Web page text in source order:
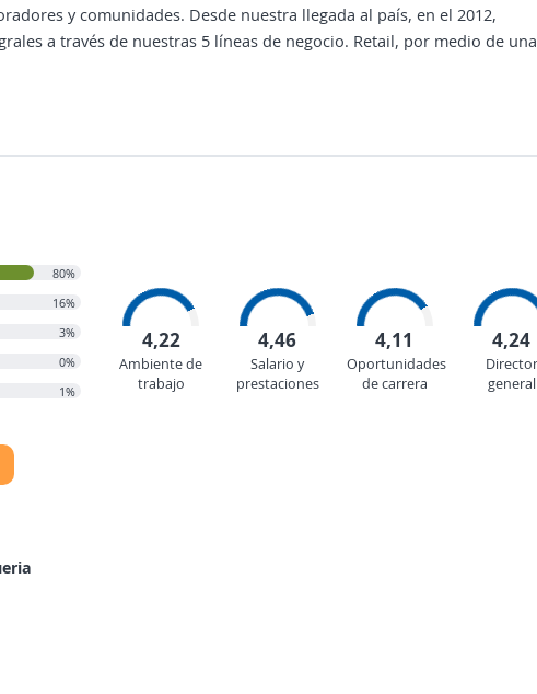
y comunidades. Desde nuestra llegada al país, en el 2012,
a través de nuestras 5 líneas de negocio. Retail, por medio de una
80%
16%
3%
0%
1%
4,22
Ambiente de
trabajo
4,46
Salario y
prestaciones
4,11
Oportunidades
de carrera
4,24
Director
general